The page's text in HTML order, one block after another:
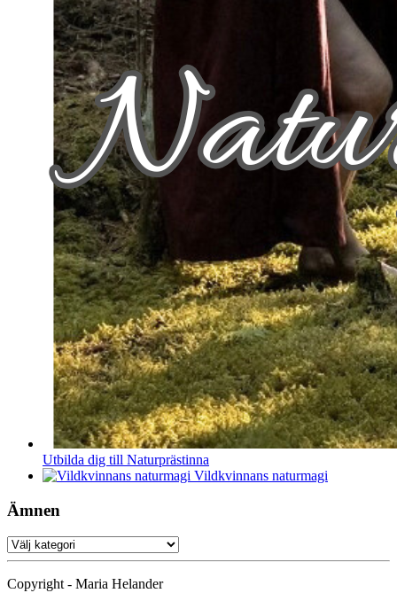
Utbilda dig till Naturprästinna
Vildkvinnans naturmagi
Ämnen
Ämnen
Copyright - Maria Helander